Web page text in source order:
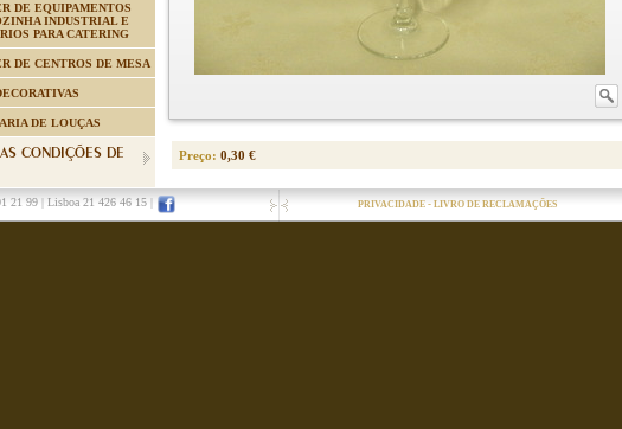
DE EQUIPAMENTOS
INDUSTRIAL E
PARA CATERING
DE CENTROS DE MESA
DE LOUÇAS
CONDIÇÕES DE
Preço: 0,30 €
21 99 Lisboa 21 426 46 15 PRIVACIDADE - LIVRO DE RECLAMAÇÕES